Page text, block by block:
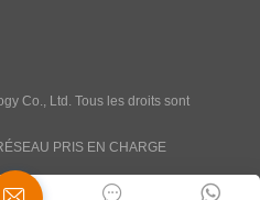
Co., Ltd. Tous les droits sont
PRIS EN CHARGE